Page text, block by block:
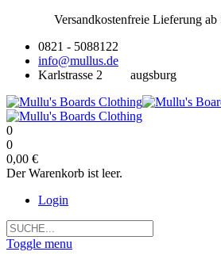
Versandkostenfreie Lieferung
0821 - 5088122
info@mullus.de
Karlstrasse 2
augsburg
0
0
0,00 €
Der Warenkorb ist leer.
Login
Toggle menu